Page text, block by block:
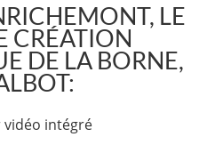
LE
CRÉATION
DE LA BORNE,
vidéo intégré